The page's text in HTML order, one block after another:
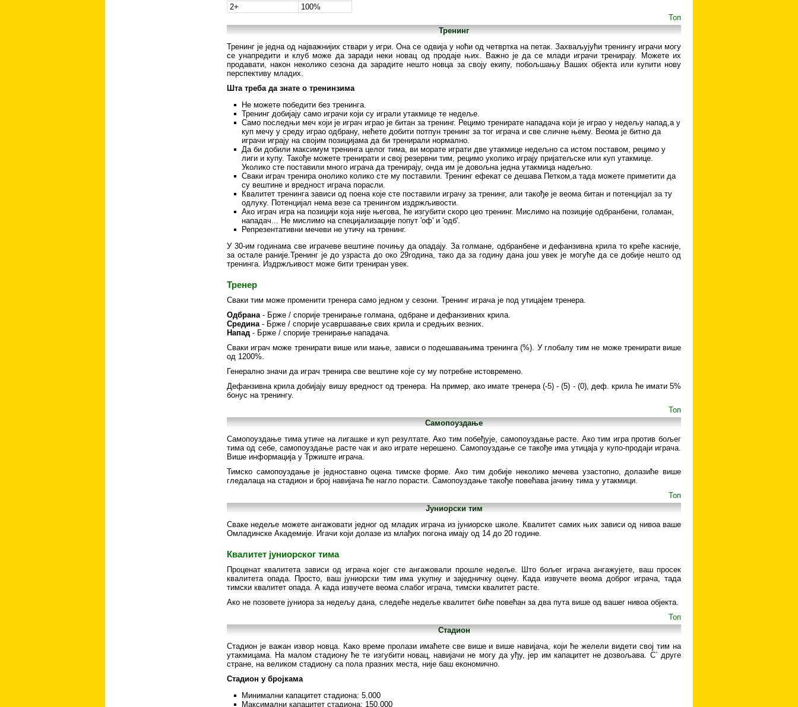
2+
100%
Топ
Тренинг
Тренинг је једна од најважнијих ствари у игри. Она се одвија у ноћи од четвртка на петак. Захваљујући тренингу играчи могу
се унапредити и клуб може да заради неки новац од продаје њих. Важно је да се млади играчи тренирају. Можете их
продавати, након неколико сезона да зарадите нешто новца за своју екипу, побољшању Ваших објекта или купити нову
перспективу младих.
Шта треба да знате о тренинзима
Не можете победити без тренинга.
Тренинг добијају само играчи који су играли утакмице те недеље.
Само последњи меч који је играч играо је битан за тренинг. Рецимо тренирате нападача који је играо у недељу напад,а у
куп мечу у среду играо одбрану, нећете добити потпун тренинг за тог играча и све сличне њему. Веома је битно да
играчи играју на својим позицијама да би тренирали нормално.
Да би добили максимум тренинга целог тима, ви морате играти две утакмице недељно са истом поставом, рецимо у
лиги и купу. Такође можете тренирати и свој резервни тим, рецимо уколико играју пријатељске или куп утакмице.
Уколико сте поставили много играча да тренирају, онда им је довољна једна утакмица надељно.
Сваки играч тренира онолико колико сте му поставили. Тренинг ефекат се дешава Петком,а тада можете приметити да
су вештине и вредност играча порасли.
Квалитет тренинга зависи од поена које сте поставили играчу за тренинг, али такође је веома битан и потенцијал за ту
одлуку. Потенцијал нема везе са тренингом издржљивости.
Ако играч игра на позицији која није његова, ће изгубити скоро цео тренинг. Мислимо на позиције одбранбени, голаман,
нападач... Не мислимо на специјализације попут 'оф' и 'одб'.
Репрезентативни мечеви не утичу на тренинг.
У 30-им годинама све играчеве вештине почињу да опадају. За голмане, одбранбене и дефанзивна крила то креће касније,
за остале раније.Тренинг је до узраста до око 29година, тако да за годину дана још увек је могуће да се добије нешто од
тренинга. Издржљивост може бити трениран увек.
Тренер
Сваки тим може променити тренера само једном у сезони. Тренинг играча је под утицајем тренера.
Одбрана- Брже / спорије тренирање голмана, одбране и дефанзивних крила.
Средина- Брже / спорије усавршавање свих крила и средњих везних.
Напад - Брже / спорије тренирање нападача.
Сваки играч може тренирати више или мање, зависи о подешавањима тренинга (%). У глобалу тим не може тренирати више
од 1200%.
Генерално значи да играч тренира све вештине које су му потребне истовремено.
Дефанзивна крила добијају вишу вредност од тренера. На пример, ако имате тренера (-5) - (5) - (0), деф. крила ће имати 5%
бонус на тренингу.
Топ
Самопоуздање
Самопоуздање тима утиче на лигашке и куп резултате. Ако тим побеђује, самопоуздање расте. Ако тим игра против бољег
тима од себе, самопоуздање расте чак и ако играте нерешено. Самопоуздање се такође има утицаја у купо-продаји играча.
Више информација у Тржиште играча.
Тимско самопоуздање је једноставно оцена тимске форме. Ако тим добије неколико мечева узастопно, долазиће више
гледалаца на стадион и број навијача ће нагло порасти. Самопоуздање такође повећава јачину тима у утакмици.
Топ
Јуниорски тим
Сваке недеље можете ангажовати једног од младих играча из јуниорске школе. Квалитет самих њих зависи од нивоа ваше
Омладинске Академије. Игачи који долазе из млађих погона имају од 14 до 20 године.
Квалитет јуниорског тима
Проценат квалитета зависи од играча којег сте ангажовали прошле недеље. Што бољег играча ангажујете, ваш просек
квалитета опада. Просто, ваш јуниорски тим има укупну и заједничку оцену. Када извучете веома доброг играча, тада
тимски квалитет опада. А када извучете веома слабог играча, тимски квалитет расте.
Ако не позовете јуниора за недељу дана, следеће недеље квалитет биће повећан за два пута више од вашег нивоа објекта.
Топ
Стадион
Стадион је важан извор новца. Како време пролази имаћете све више и више навијача, који ће желели видети свој тим на
утакмицама. На малом стадиону ће те изгубити новац, навијачи не могу да уђу, јер им капацитет не дозвољава. С` друге
стране, на великом стадиону са пола празних места, није баш економично.
Стадион у бројкама
Минимални капацитет стадиона: 5.000
Максимални капацитет стадиона: 150.000